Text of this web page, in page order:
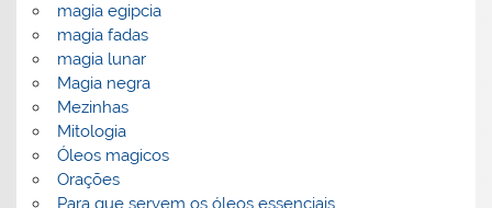
magia egipcia
magia fadas
magia lunar
Magia negra
Mezinhas
Mitologia
Óleos magicos
Orações
Para que servem os óleos essenciais